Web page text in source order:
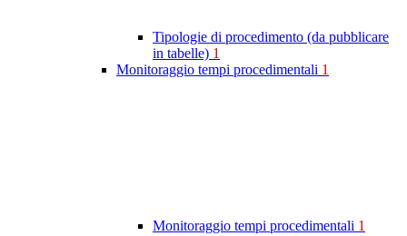
Tipologie di procedimento (da pubblicare
in tabelle) 1
Monitoraggio tempi procedimentali 1
Monitoraggio tempi procedimentali 1